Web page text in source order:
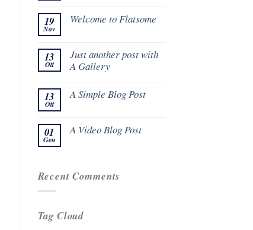
19
Nov
Welcome to Flatsome
13
Ott
Just another post with
A Gallery
13
Ott
A Simple Blog Post
01
Gen
A Video Blog Post
Recent Comments
Tag Cloud